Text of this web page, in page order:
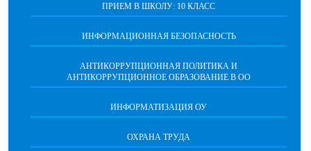
ПРИЕМ В ШКОЛУ: 10 КЛАСС
ИНФОРМАЦИОННАЯ БЕЗОПАСНОСТЬ
АНТИКОРРУПЦИОННАЯ ПОЛИТИКА И
АНТИКОРРУПЦИОННОЕ ОБРАЗОВАНИЕ В ОО
ИНФОРМАТИЗАЦИЯ ОУ
ОХРАНА ТРУДА